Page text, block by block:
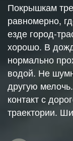
Покрышкам
равномерно,
езде город-
хорошо. В
нормально
водой. Не
другую
контакт с
траектории.